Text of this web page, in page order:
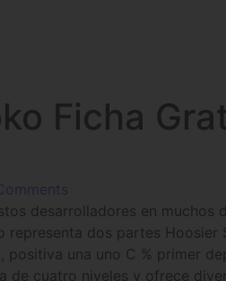
Ficha
desarrolladores en muchos
representa dos partes
positiva una uno C % primer
de cuatro niveles y ofrece